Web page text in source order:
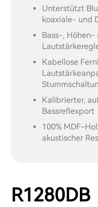
Unterstützt
koaxiale- und
Bass-,
Kabellose
Kalibrierter,
Bassreflexport
100% MDF-
akustischer
R1280DB